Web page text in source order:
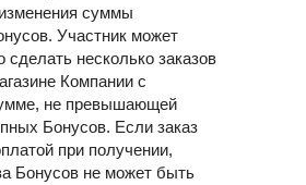
суммы
Участник может
сделать несколько заказов
Компании с
не превышающей
Бонусов. Если заказ
при получении,
Бонусов не может быть